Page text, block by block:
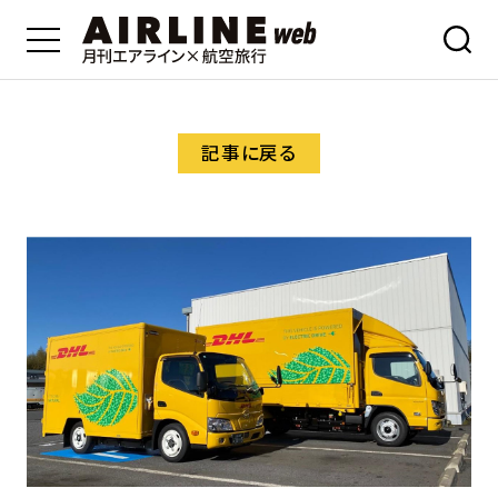
記事に戻る